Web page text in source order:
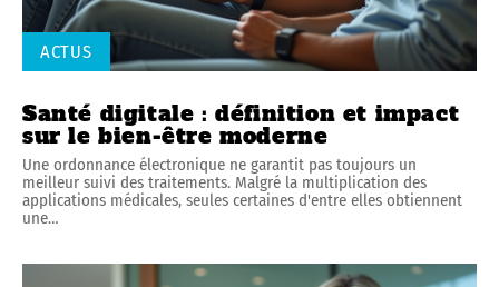
ACTUS
Santé digitale : définition et impact
sur le bien-être moderne
Une ordonnance électronique ne garantit pas toujours un
meilleur suivi des traitements. Malgré la multiplication des
applications médicales, seules certaines d'entre elles obtiennent
une…